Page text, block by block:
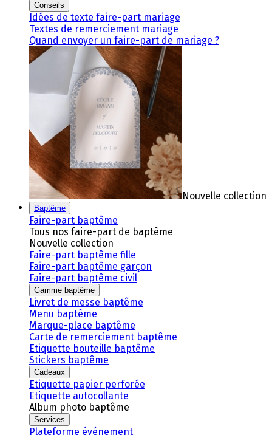
Conseils
Idées de texte faire-part mariage
Textes de remerciement mariage
Quand envoyer un faire-part de mariage ?
Nouvelle collection
Baptême
Faire-part baptême
Tous nos faire-part de baptême
Nouvelle collection
Faire-part baptême fille
Faire-part baptême garçon
Faire-part baptême civil
Gamme baptême
Livret de messe baptême
Menu baptême
Marque-place baptême
Carte de remerciement baptême
Etiquette bouteille baptême
Stickers baptême
Cadeaux
Etiquette papier perforée
Etiquette autocollante
Album photo baptême
Services
Plateforme événement